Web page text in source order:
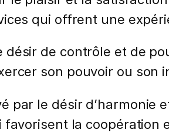
qui offrent une
de contrôle et de
son pouvoir ou son
par le désir d’harmonie
la coopération